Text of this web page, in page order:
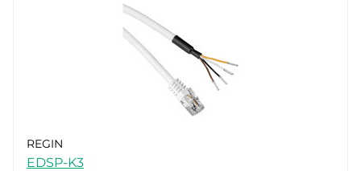
REGIN
EDSP-K3